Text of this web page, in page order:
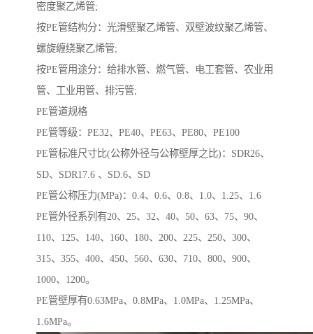
密度聚乙烯管;
按PE管结构分：光滑壁聚乙烯管、双壁波纹聚乙烯管、
螺旋缠绕聚乙烯管;
按PE管用途分：给排水管、燃气管、电工套管、农业用
管、工业用管、排污管;
PE管道规格
PE管等级：PE32、PE40、PE63、PE80、PE100
PE管标准尺寸比(公称外径与公称壁厚之比)：SDR26、
SD、SDR17.6 、SD.6、SD
PE管公称压力(MPa)：0.4、0.6、0.8、1.0、1.25、1.6
PE管外径系列有20、25、32、40、50、63、75、90、
110、125、140、160、180、200、225、250、300、
315、355、400、450、560、630、710、800、900、
1000、1200。
PE管壁厚有0.63MPa、0.8MPa、1.0MPa、1.25MPa、
1.6MPa。